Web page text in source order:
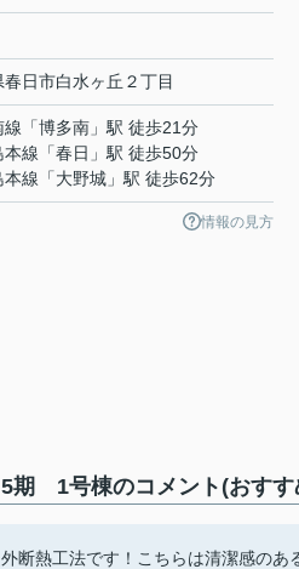
春日市白水ヶ丘 ２丁目
線 「博多南 」駅 徒歩21分
本線 「春日 」駅 徒歩50分
本線 「大野城 」駅 徒歩62分
情報の見方
期 1号棟のコメント(おすす
断熱工法です！こちらは清潔感の